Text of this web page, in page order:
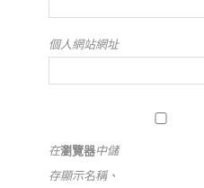
個人網站網址
在瀏覽器中儲
存顯示名稱、